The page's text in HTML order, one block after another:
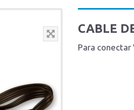
CABLE
Para conectar